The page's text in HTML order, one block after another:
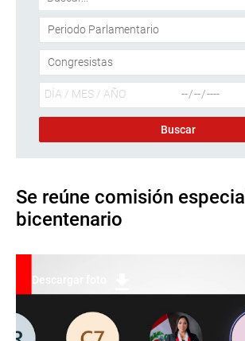
Se reúne comisión especial
bicentenario
Descargar foto